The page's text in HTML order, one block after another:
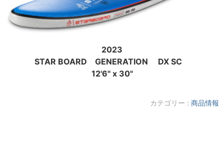
2023
STAR BOARD GENERATION DX SC
12'6" x 30"
カテゴリー : 商品情報